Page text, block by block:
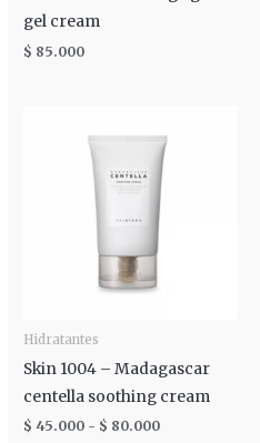
gel cream
$ 85.000
Hidratantes
Skin 1004 – Madagascar
centella soothing cream
$ 45.000 - $ 80.000
precios:
desde
$ 45.000
hasta
$ 80.000